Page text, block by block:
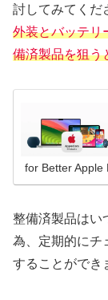
討してみてくだ
外装とバッテリ
備済製品を狙う
for Better Apple
整備済製品はい
為、定期的にチ
することができ